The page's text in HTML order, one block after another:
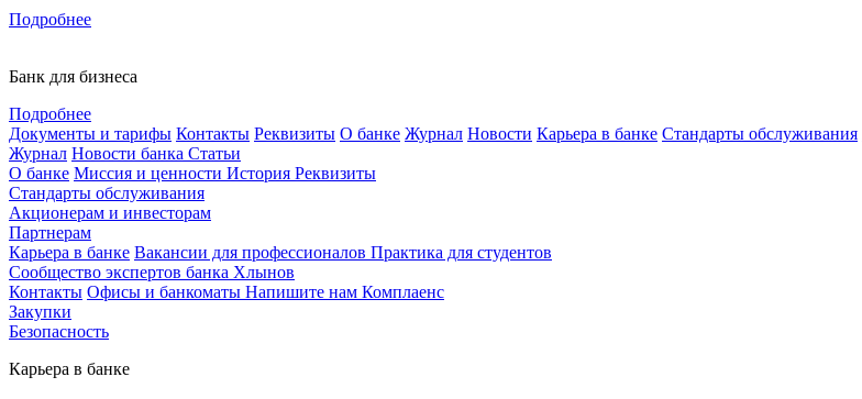
Подробнее
Банк для бизнеса
Подробнее
Документы и тарифы Контакты Реквизиты О банке Журнал Новости Карьера в банке Стандарты обслуживания
Журнал Новости банка Статьи
О банке Миссия и ценности История Реквизиты
Стандарты обслуживания
Акционерам и инвесторам
Партнерам
Карьера в банке Вакансии для профессионалов Практика для студентов
Сообщество экспертов банка Хлынов
Контакты Офисы и банкоматы Напишите нам Комплаенс
Закупки
Безопасность
Карьера в банке